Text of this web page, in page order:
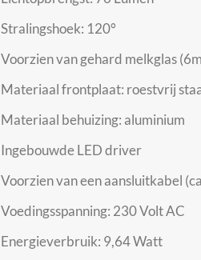
Stralingshoek: 120°
Voorzien van gehard melkglas
Materiaal frontplaat: roestvrij
Materiaal behuizing: aluminium
Ingebouwde LED driver
Voorzien van een aansluitkabel
Voedingsspanning: 230 Volt AC
Energieverbruik: 9,64 Watt